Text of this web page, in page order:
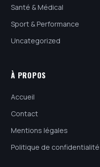
Santé & Médical
Sport & Performance
Uncategorized
À PROPOS
Accueil
Contact
Mentions légales
Politique de confidentialité